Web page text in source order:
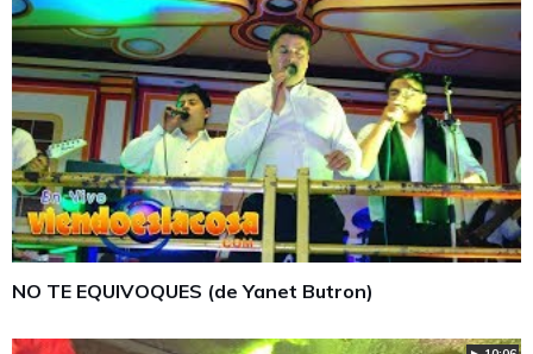
NO TE EQUIVOQUES (de Yanet Butron)